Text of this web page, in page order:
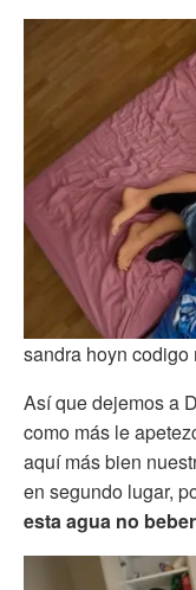
sandra hoyn codigo
Así que dejemos a
como más le
aquí más bien
en segundo lugar,
esta agua no